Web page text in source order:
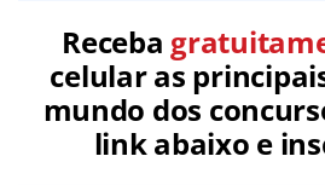
Receba
celular as
mundo dos
link abaixo e